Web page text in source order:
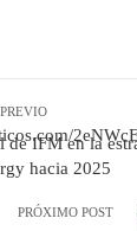
de IFM en la
hacia 2025
PRÓXIMO POST